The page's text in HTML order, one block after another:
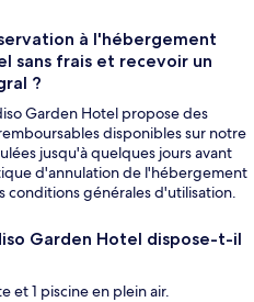
à l'hébergement
sans frais et recevoir un
?
Garden Hotel propose des
disponibles sur notre
jusqu'à quelques jours avant
d'annulation de l'hébergement
conditions générales d'utilisation.
Garden Hotel dispose-t-il
et 1 piscine en plein air.